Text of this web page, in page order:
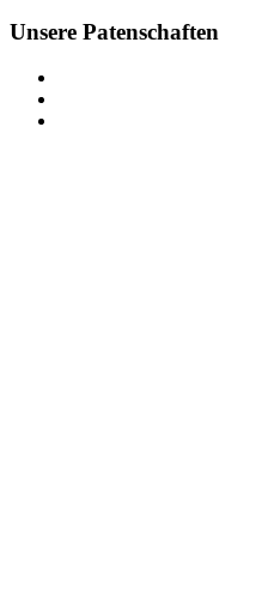
Unsere Patenschaften